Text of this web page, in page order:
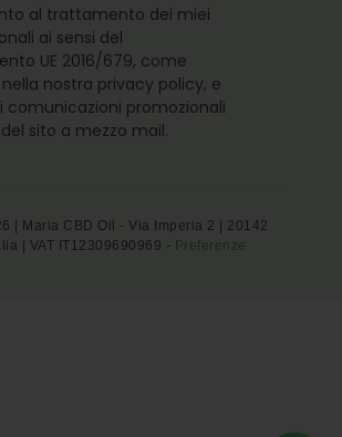
è obbligatorio
al trattamento dei miei
ai sensi del
UE 2016/679, come
nostra privacy policy, e
comunicazioni promozionali
sito a mezzo mail.
| Maria CBD Oil - Via Imperia 2 | 20142
| VAT IT12309690969 - Preferenze